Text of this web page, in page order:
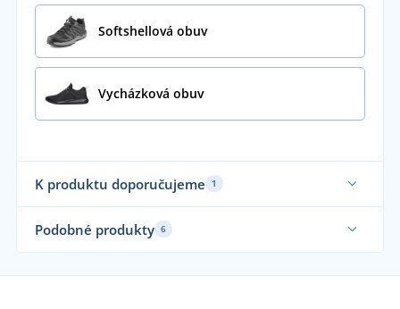
Softshellová obuv
Vycházková obuv
K produktu doporučujeme 1
Podobné produkty 6